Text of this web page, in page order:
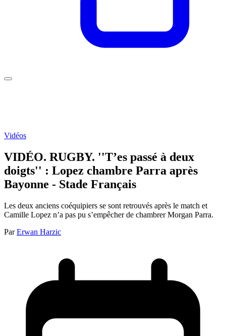
Vidéos
VIDÉO. RUGBY. ''T’es passé à deux
doigts'' : Lopez chambre Parra après
Bayonne - Stade Français
Les deux anciens coéquipiers se sont retrouvés après le match et
Camille Lopez n’a pas pu s’empêcher de chambrer Morgan Parra.
Par Erwan Harzic